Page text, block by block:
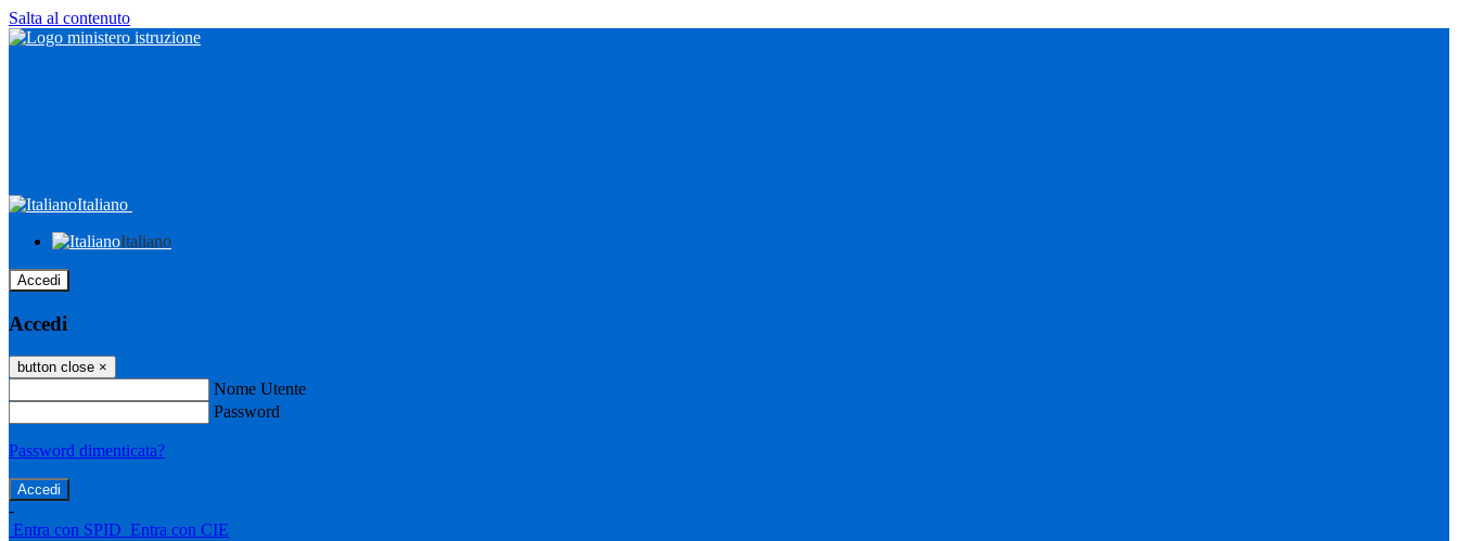
Salta al contenuto
Italiano
Italiano
Accedi
Accedi
button close ×
Nome Utente
Password
Password dimenticata?
-
Entra con SPID Entra con CIE